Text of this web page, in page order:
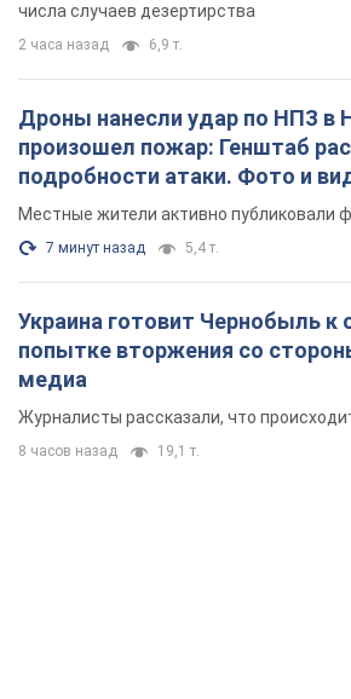
числа случаев дезертирства
2 часа назад 6,9 т.
Дроны нанесли удар по НПЗ в
произошел пожар: Генштаб
подробности атаки. Фото и
Местные жители активно публиковали
7 минут назад 5,4 т.
Украина готовит Чернобыль к
попытке вторжения со
медиа
Журналисты рассказали, что
8 часов назад 19,1 т.